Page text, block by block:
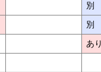
別
別
あり